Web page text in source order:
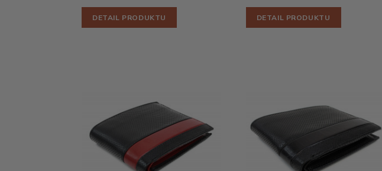
DETAIL PRODUKTU DETAIL PRODUKTU